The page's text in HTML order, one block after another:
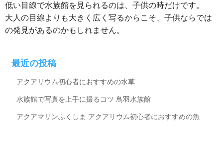
低い目線で水族館を見られるのは、子供の時だけです。
大人の目線よりも大きく広く写るからこそ、子供ならでは
の発見があるのかもしれません。
最近の投稿
アクアリウム初心者におすすめの水草
水族館で写真を上手に撮るコツ 鳥羽水族館
アクアマリンふくしま アクアリウム初心者におすすめの魚